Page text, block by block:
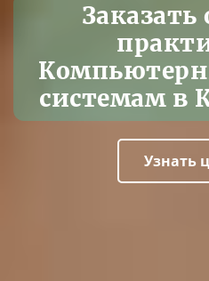
Заказать
системам в
Узнать